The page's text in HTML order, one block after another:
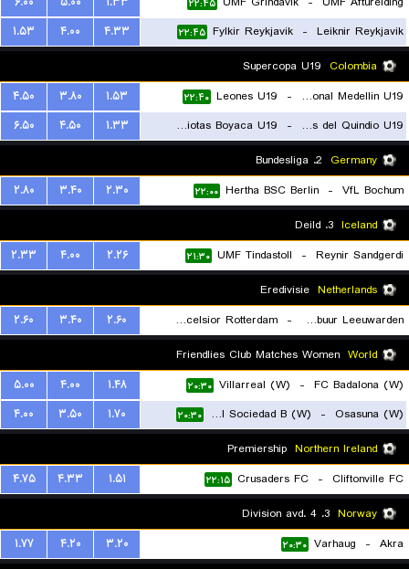
۲۲:۴۵
Leiknir Reykjavik
-
Fylkir Reykjavik ۲۲:۴۵ ۴.۳۳ ۴.۰۰
۱.۵۳
Colombia
Atletico Nacional Medellin U19
-
Leones U19 ۲۲:۴۰ ۱.۵۳ ۳.۸۰
۴.۵۰
Tigres del Quindio U19
-
Patriotas Boyaca U19
۲۰:۳۰
۱.۳۳ ۴.۵۰
۶.۵۰
Germany
VfL Bochum
-
Hertha BSC Berlin ۲۲:۰۰ ۲.۳۰ ۳.۴۰
۲.۸۰
Iceland
Reynir Sandgerdi
-
UMF Tindastoll ۲۱:۳۰ ۲.۲۶ ۴.۰۰
۲.۳۳
Netherlands
Cambuur Leeuwarden
-
Excelsior Rotterdam
۲۱:۳۰
۲.۶۰ ۳.۴۰
۲.۶۰
World
FC Badalona (W)
-
Villarreal (W) ۲۰:۳۰ ۱.۴۸ ۴.۰۰
۵.۰۰
Osasuna (W)
-
Real Sociedad B (W) ۲۰:۳۰ ۱.۷۰ ۳.۵۰
۴.۰۰
Northern Ireland
Cliftonville FC
-
Crusaders FC ۲۲:۱۵ ۱.۵۱ ۴.۳۳
۴.۷۵
Norway
Akra
-
Varhaug ۲۰:۳۰ ۳.۲۰ ۴.۲۰
۱.۷۷